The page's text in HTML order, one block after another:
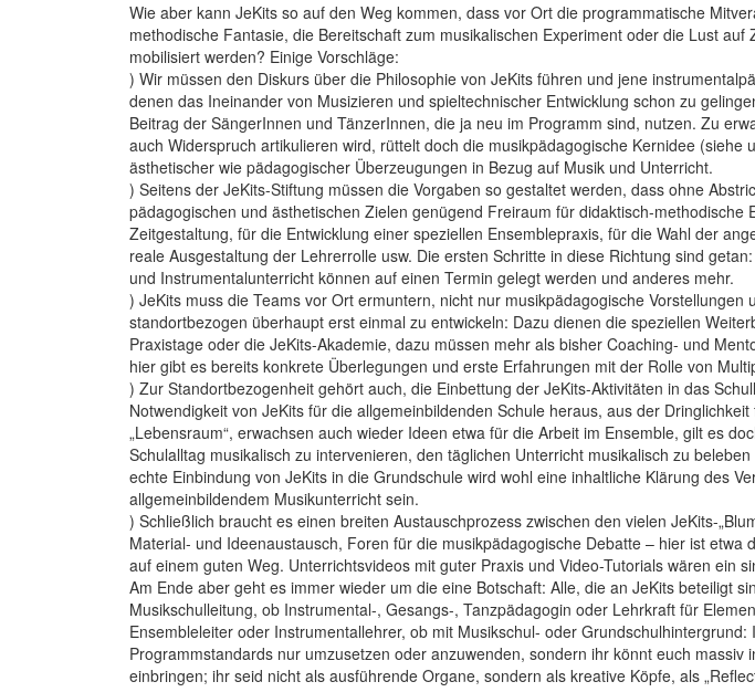
Wie aber kann JeKits so auf den Weg kommen, dass vor Ort die programmatische
methodische Fantasie, die Bereitschaft zum musikalischen Experiment oder die Lust
mobilisiert werden? Einige Vorschläge:
) Wir müssen den Diskurs über die Philosophie von JeKits führen und jene
denen das Ineinander von Musizieren und spieltechnischer Entwicklung schon zu
Beitrag der SängerInnen und TänzerInnen, die ja neu im Programm sind, nutzen. Zu
auch Widerspruch artikulieren wird, rüttelt doch die musikpädagogische Kernidee (siehe
ästhetischer wie pädagogischer Überzeugungen in Bezug auf Musik und Unterricht.
) Seitens der JeKits-Stiftung müssen die Vorgaben so gestaltet werden, dass ohne
pädagogischen und ästhetischen Zielen genügend Freiraum für didaktisch-methodische
Zeitgestaltung, für die Entwicklung einer speziellen Ensemblepraxis, für die Wahl der
reale Ausgestaltung der Lehrerrolle usw. Die ersten Schritte in diese Richtung sind
und Instrumentalunterricht können auf einen Termin gelegt werden und anderes mehr.
) JeKits muss die Teams vor Ort ermuntern, nicht nur musikpädagogische Vorstellungen
standortbezogen überhaupt erst einmal zu entwickeln: Dazu dienen die speziellen
Praxistage oder die JeKits-Akademie, dazu müssen mehr als bisher Coaching- und
hier gibt es bereits konkrete Über­legungen und erste Erfahrungen mit der Rolle von
) Zur Standortbezogenheit gehört auch, die Einbettung der JeKits-Aktivitäten in das
Notwendigkeit von JeKits für die allgemein­bildenden Schule heraus, aus der
„Lebensraum“, erwachsen auch wieder Ideen etwa für die Arbeit im Ensemble, gilt es
Schulalltag musikalisch zu intervenieren, den täglichen Unterricht musikalisch zu
echte Einbindung von JeKits in die Grundschule wird wohl eine inhaltliche Klärung des
allgemeinbildendem Musikunterricht sein.
) Schließlich braucht es einen breiten Austauschprozess zwischen den vielen JeKits-
Material- und Ideenaustausch, Foren für die musikpädagogische Debatte – hier ist etwa
auf einem guten Weg. Unterrichts­videos mit guter Praxis und Video-Tutorials wären ein
Am Ende aber geht es immer wieder um die eine Botschaft: Alle, die an JeKits beteiligt
Musikschulleitung, ob Instrumental-, Gesangs-, Tanzpädagogin oder Lehrkraft für
Ensembleleiter oder Instrumentallehrer, ob mit Musikschul- oder
Programmstandards nur umzusetzen oder anzuwenden, sondern ihr könnt euch massiv
einbringen; ihr seid nicht als ausführende Organe, sondern als kreative Köpfe, als